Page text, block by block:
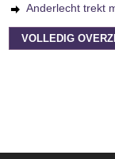
Anderlecht trekt
VOLLEDIG